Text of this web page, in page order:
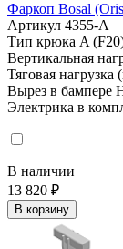
Фаркоп Bosal
Артикул 4355-A
Тип крюка A
Вертикальная
Тяговая нагрузка
Вырез в бампере
Электрика в
В наличии
13 820 ₽
В корзину